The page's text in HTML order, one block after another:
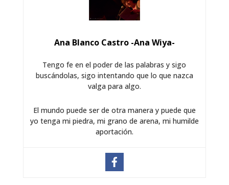
Ana Blanco Castro -Ana Wiya-
Tengo fe en el poder de las palabras y sigo
buscándolas, sigo intentando que lo que nazca
valga para algo.
El mundo puede ser de otra manera y puede que
yo tenga mi piedra, mi grano de arena, mi humilde
aportación.